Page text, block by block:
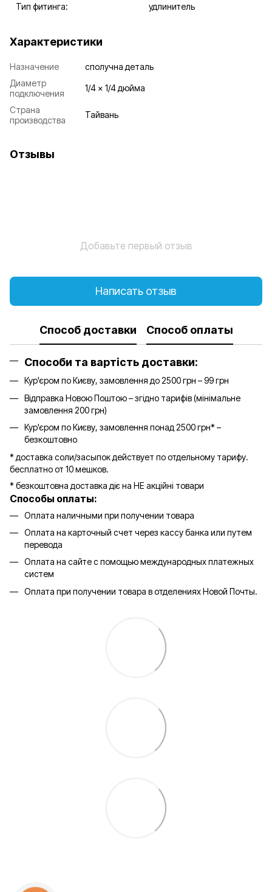
Тип фитинга:
удлинитель
Характеристики
Назначение
сполучна деталь
Диаметр
подключения
1/4 x 1/4 дюйма
Страна
производства
Тайвань
Отзывы
Добавьте первый отзыв
Написать отзыв
Способ доставки Способ оплаты
Способи та вартість доставки:
Кур'єром по Києву, замовлення до 2500 грн – 99 грн
Відправка Новою Поштою – згідно тарифів (мінімальне
замовлення 200 грн)
Кур'єром по Києву, замовлення понад 2500 грн* –
безкоштовно
* доставка соли/засыпок действует по отдельному тарифу.
бесплатно от 10 мешков.
* безкоштовна доставка діє на НЕ акційні товари
Способы оплаты:
Оплата наличными при получении товара
Оплата на карточный счет через кассу банка или путем
перевода
Оплата на сайте с помощью международных платежных
систем
Оплата при получении товара в отделениях Новой Почты.